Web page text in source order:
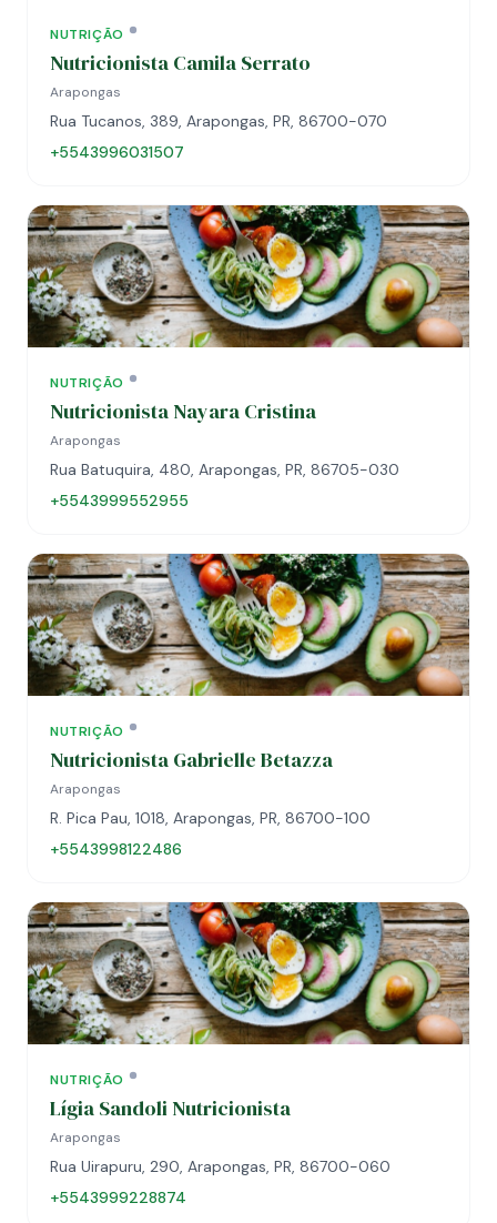
NUTRIÇÃO
Nutricionista Camila Serrato
Arapongas
Rua Tucanos, 389, Arapongas, PR, 86700-070
+5543996031507
NUTRIÇÃO
Nutricionista Nayara Cristina
Arapongas
Rua Batuquira, 480, Arapongas, PR, 86705-030
+5543999552955
NUTRIÇÃO
Nutricionista Gabrielle Betazza
Arapongas
R. Pica Pau, 1018, Arapongas, PR, 86700-100
+5543998122486
NUTRIÇÃO
Lígia Sandoli Nutricionista
Arapongas
Rua Uirapuru, 290, Arapongas, PR, 86700-060
+5543999228874